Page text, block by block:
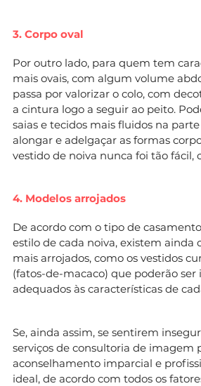
3. Corpo oval
Por outro lado, para quem tem
mais ovais, com algum volume
passa por valorizar o colo, com
a cintura logo a seguir ao peito.
saias e tecidos mais fluidos na
alongar e adelgaçar as formas
vestido de noiva nunca foi tão fácil,
4. Modelos arrojados
De acordo com o tipo de
estilo de cada noiva, existem ainda
mais arrojados, como os vestidos
(fatos-de-macaco) que poderão
adequados às características de
Se, ainda assim, se sentirem
serviços de consultoria de imagem
aconselhamento imparcial e
ideal, de acordo com todos os